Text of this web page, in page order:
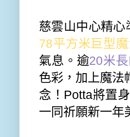
慈雲山中心精
78平方米巨型
氣息。逾20米
色彩， 加上魔法
念！ Potta將置身
一同祈願新一年